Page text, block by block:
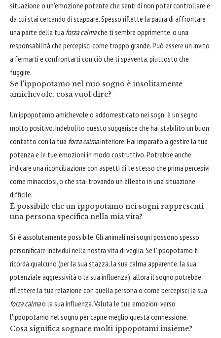
situazione o un'emozione potente che senti di non poter controllare e
da cui stai cercando di scappare. Spesso riflette la paura di affrontare
una parte della tua forza calmache ti sembra opprimente, o una
responsabilità che percepisci come troppo grande. Può essere un invito
a fermarti e confrontarti con ciò che ti spaventa, piuttosto che
fuggire.
Se l'ippopotamo nel mio sogno è insolitamente
amichevole, cosa vuol dire?
Un ippopotamo amichevole o addomesticato nei sogni è un segno
molto positivo. Indebolito questo suggerisce che hai stabilito un buon
contatto con la tua forza calmainteriore. Hai imparato a gestire la tua
potenza e le tue emozioni in modo costruttivo. Potrebbe anche
indicare una riconciliazione con aspetti di te stesso che prima percepivi
come minacciosi, o che stai trovando un alleato in una situazione
difficile.
È possibile che un ippopotamo nei sogni rappresenti
una persona specifica nella mia vita?
Sì, è assolutamente possibile. Gli animali nei sogni possono spesso
personificare individui nella nostra vita di veglia. Se l'ippopotamo ti
ricorda qualcuno (per la sua stazza, la sua calma apparente, la sua
potenziale aggressività o la sua influenza), allora il sogno potrebbe
riflettere la tua relazione con quella persona o come percepisci la sua
forza calmao la sua influenza. Valuta le tue emozioni verso
l'ippopotamo nel sogno per capire meglio questa connessione.
Cosa significa sognare molti ippopotami insieme?